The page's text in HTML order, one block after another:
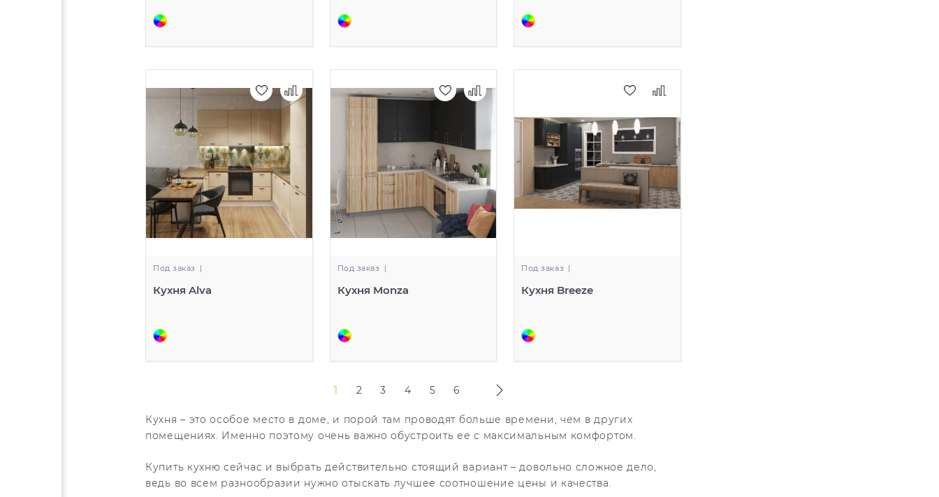
Под заказ |
Кухня Alva
Под заказ |
Кухня Monza
Под заказ |
Кухня Breeze
1 2 3 4 5 6
Кухня – это особое место в доме, и порой там проводят больше времени, чем в других
помещениях. Именно поэтому очень важно обустроить ее с максимальным комфортом.
Купить кухню сейчас и выбрать действительно стоящий вариант – довольно сложное дело,
ведь во всем разнообразии нужно отыскать лучшее соотношение цены и качества.